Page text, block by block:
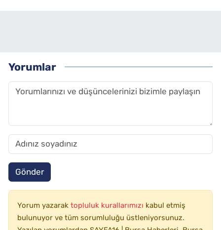
Yorumlar
Gönder
Yorum yazarak topluluk kurallarımızı kabul etmiş
bulunuyor ve tüm sorumluluğu üstleniyorsunuz.